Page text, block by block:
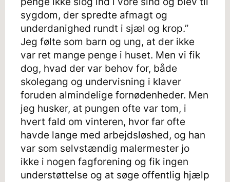
sygdom, der spredte afmagt og
underdanighed rundt i sjæl og krop.”
Jeg følte som barn og ung, at der ikke
var ret mange penge i huset. Men vi fik
dog, hvad der var behov for, både
skolegang og undervisning i klaver
foruden almindelige fornødenheder. Men
jeg husker, at pungen ofte var tom, i
hvert fald om vinteren, hvor far ofte
havde lange med arbejdsløshed, og han
var som selvstændig malermester jo
ikke i nogen fagforening og fik ingen
understøttelse og at søge offentlig hjælp